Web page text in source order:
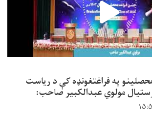
په فراغتغونډه کې د ریاست
مولوي عبدالکبیر صاحب: